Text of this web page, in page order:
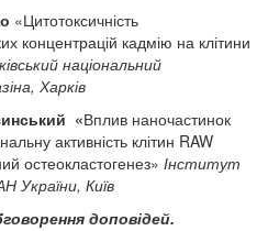
«Цитотоксичність
концентрацій кадмію на клітини
національний
Харків
«Вплив наночастинок
активність клітин RAW
остеокластогенез» Інститут
України, Київ
доповідей.